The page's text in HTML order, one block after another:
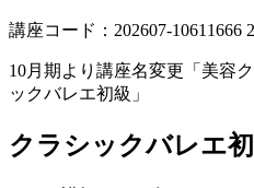
講座コード：202607-10611666
10月期より講座名変更「美容
ックバレエ初級」
クラシックバレエ